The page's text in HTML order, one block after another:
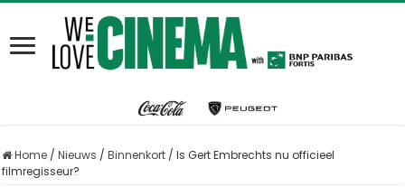
Home / Nieuws / Binnenkort / Is Gert Embrechts nu officieel
filmregisseur?